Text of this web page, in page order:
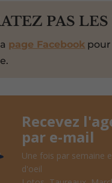
PAS
page Facebook
Recevez
par e-mail
Une fois par semaine
d'oeil